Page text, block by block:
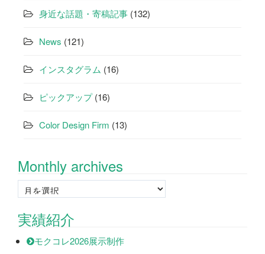
身近な話題・寄稿記事 (132)
News (121)
インスタグラム (16)
ピックアップ(16)
Color Design Firm (13)
Monthly archives
Monthly
archives
実績紹介
モクコレ2026展示制作